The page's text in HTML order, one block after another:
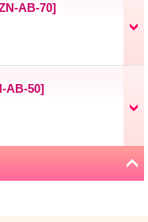
AB-70]
AB-50]